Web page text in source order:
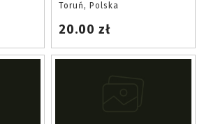
Toruń, Polska
20.00 zł